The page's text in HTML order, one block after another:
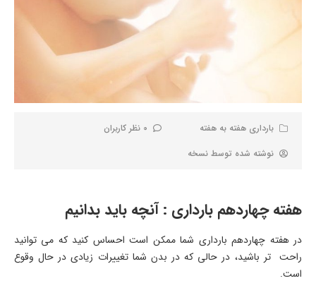
بارداری هفته به هفته
0 نظر کاربران
نوشته شده توسط نسخه
هفته چهاردهم بارداری : آنچه باید بدانیم
در هفته چهاردهم بارداری شما ممکن است احساس کنید که می توانید
راحت تر باشید، در حالی که در بدن شما تغییرات زیادی در حال وقوع
است.